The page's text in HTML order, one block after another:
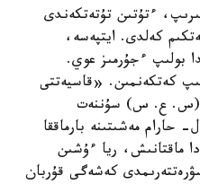
ءتۇتىن تۇتەتكەندى
كەلدى. ايتپەسە،
بولىپ ءجۇرمىز عوي.
كەتكەنمىن. «قاسيەتتى
(س. ع. س) سۇننەت
مەشىتىنە بارماققا
ماقتانىش، ريا ءۇشىن
كەشەگى قۇربان